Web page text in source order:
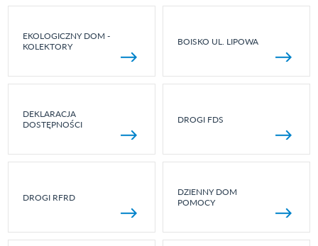
EKOLOGICZNY DOM -
KOLEKTORY
BOISKO UL. LIPOWA
DEKLARACJA
DOSTĘPNOŚCI
DROGI FDS
DROGI RFRD
DZIENNY DOM
POMOCY